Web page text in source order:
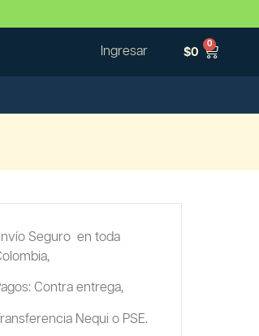
Ingresar $0
0
Seguro en toda
Contra entrega,
Transferencia Nequi o PSE.